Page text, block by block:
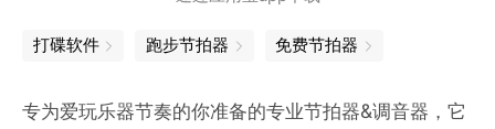
打碟软件 跑步节拍器 免费节拍器
专为爱玩乐器节奏的你准备的专业节拍器&调音器，它